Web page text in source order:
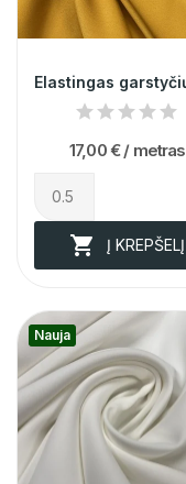
17,00 € / metras
 Į KREPŠELĮ
Nauja